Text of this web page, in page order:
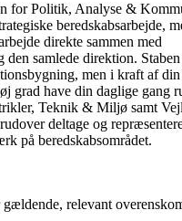
for Politik, Analyse &
beredskabsarbejde,
direkte sammen med
samlede direktion.
men i kraft af
grad have din daglige gang
Teknik & Miljø samt
deltage og
på beredskabsområdet.
relevant